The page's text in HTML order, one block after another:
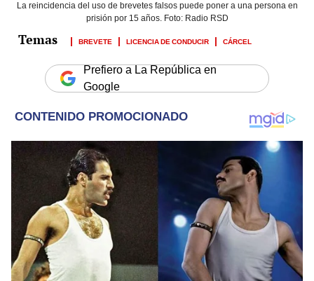
La reincidencia del uso de brevetes falsos puede poner a una persona en
prisión por 15 años. Foto: Radio RSD
BREVETE LICENCIA DE CONDUCIR CÁRCEL
Prefiero a La República en
Google